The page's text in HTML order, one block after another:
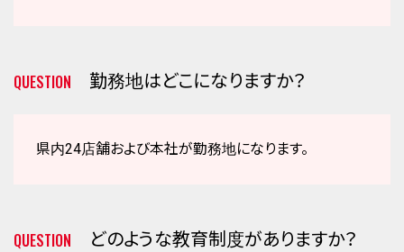
QUESTION 勤務地はどこになりますか？
県内24店舗および本社が勤務地になります。
QUESTION どのような教育制度がありますか？